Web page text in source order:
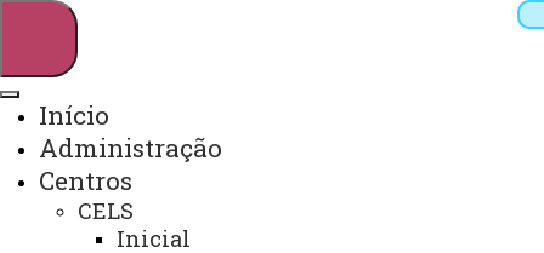
Início
Administração
Centros
CELS
Inicial